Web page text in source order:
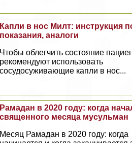
Капли в нос Милт: инструкция
показания, аналоги
Чтобы облегчить состояние
рекомендуют использовать
сосудосуживающие капли в нос...
Рамадан в 2020 году: когда
священного месяца мусульман
Месяц Рамадан в 2020 году: когда